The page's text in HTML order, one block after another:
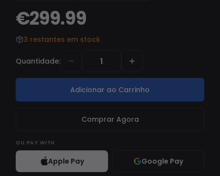
€299.99
3 restantes em stock
Quantidade:
Adicionar ao Carrinho
Comprar Agora
OU PAY WITH
Apple Pay Google Pay